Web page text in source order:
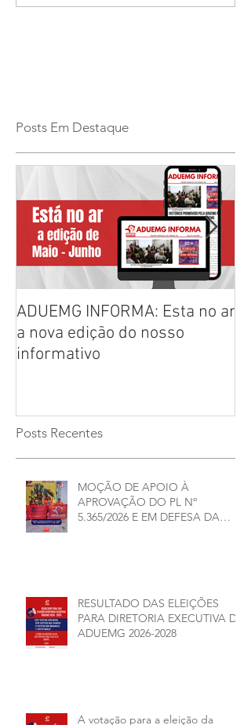
Posts Em Destaque
ADUEMG INFORMA: Esta no ar
a nova edição do nosso
informativo
Posts Recentes
MOÇÃO DE APOIO À
APROVAÇÃO DO PL Nº
5.365/2026 E EM DEFESA DA
RESULTADO DAS ELEIÇÕES
PARA DIRETORIA EXECUTIVA DA
ADUEMG 2026-2028
A votação para a eleição da